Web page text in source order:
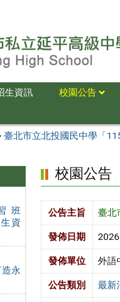
生資訊 校園公告
臺北市立北投國民中學「
班
資
永
校園公告
公告主旨 臺北
發佈日期
發佈單位 外語
公告類別 最新